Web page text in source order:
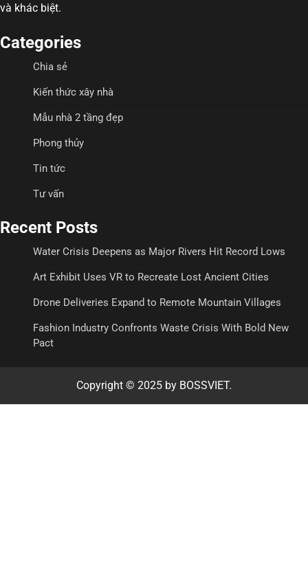
và khác biệt.
Categories
Chia sẻ
Kiến thức xây nhà
Mẫu nhà 2 tầng đẹp
Phong thủy
Tin tức
Tư vấn
Recent Posts
Water Crisis Deepens as Major Rivers Hit Record Lows
Art Exhibit Uses VR to Recreate Lost Ancient Cities
Drone Deliveries Expand to Remote Mountain Villages
Fashion Industry Confronts Waste Crisis With Bold New
Pact
Copyright © 2025 by BOSSVIET.